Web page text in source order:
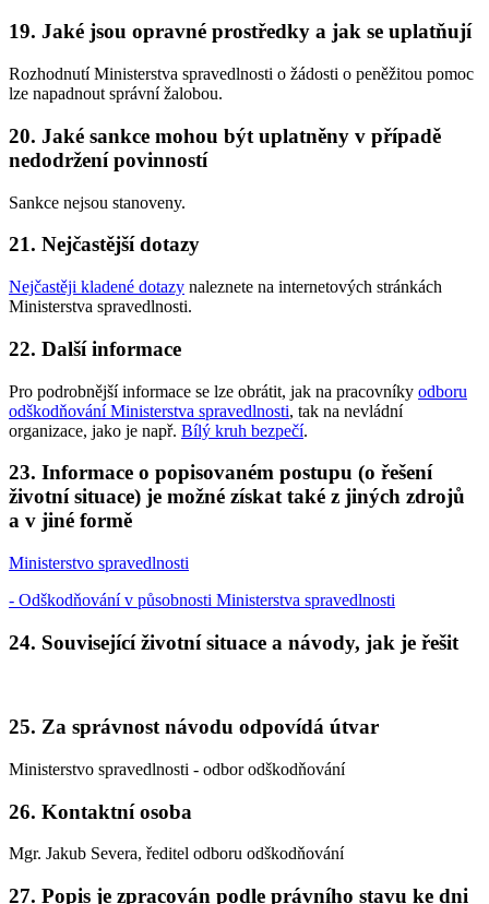
19. Jaké jsou opravné prostředky a jak se uplatňují
Rozhodnutí Ministerstva spravedlnosti o žádosti o peněžitou pomoc
lze napadnout správní žalobou.
20. Jaké sankce mohou být uplatněny v případě
nedodržení povinností
Sankce nejsou stanoveny.
21. Nejčastější dotazy
Nejčastěji kladené dotazy naleznete na internetových stránkách
Ministerstva spravedlnosti.
22. Další informace
Pro podrobnější informace se lze obrátit, jak na pracovníky odboru
odškodňování Ministerstva spravedlnosti, tak na nevládní
organizace, jako je např. Bílý kruh bezpečí.
23. Informace o popisovaném postupu (o řešení
životní situace) je možné získat také z jiných zdrojů
a v jiné formě
Ministerstvo spravedlnosti
- Odškodňování v působnosti Ministerstva spravedlnosti
24. Související životní situace a návody, jak je řešit
25. Za správnost návodu odpovídá útvar
Ministerstvo spravedlnosti - odbor odškodňování
26. Kontaktní osoba
Mgr. Jakub Severa, ředitel odboru odškodňování
27. Popis je zpracován podle právního stavu ke dni